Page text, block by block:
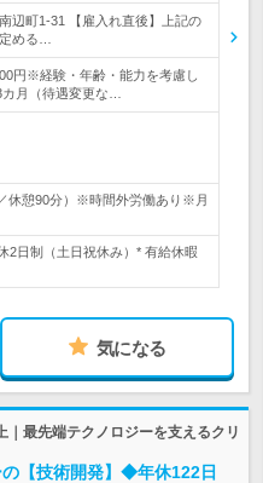
辺町1-31 【雇入れ直後】上記の
める…
円※経験・年齢・能力を考慮し
月（待遇変更な…
休憩90分）※時間外労働あり※月
日制（土日祝休み）* 有給休暇
気になる
最先端テクノロジーを支えるクリ
の【技術開発】◆年休122日